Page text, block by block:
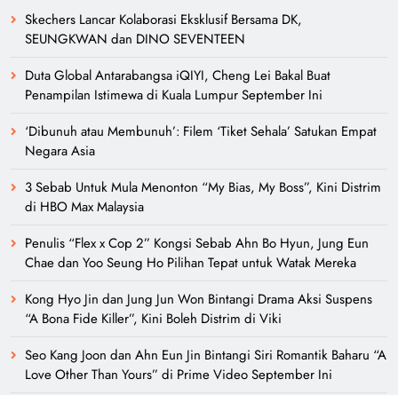
Skechers Lancar Kolaborasi Eksklusif Bersama DK,
SEUNGKWAN dan DINO SEVENTEEN
Duta Global Antarabangsa iQIYI, Cheng Lei Bakal Buat
Penampilan Istimewa di Kuala Lumpur September Ini
‘Dibunuh atau Membunuh’: Filem ‘Tiket Sehala’ Satukan Empat
Negara Asia
3 Sebab Untuk Mula Menonton “My Bias, My Boss”, Kini Distrim
di HBO Max Malaysia
Penulis “Flex x Cop 2” Kongsi Sebab Ahn Bo Hyun, Jung Eun
Chae dan Yoo Seung Ho Pilihan Tepat untuk Watak Mereka
Kong Hyo Jin dan Jung Jun Won Bintangi Drama Aksi Suspens
“A Bona Fide Killer”, Kini Boleh Distrim di Viki
Seo Kang Joon dan Ahn Eun Jin Bintangi Siri Romantik Baharu “A
Love Other Than Yours” di Prime Video September Ini